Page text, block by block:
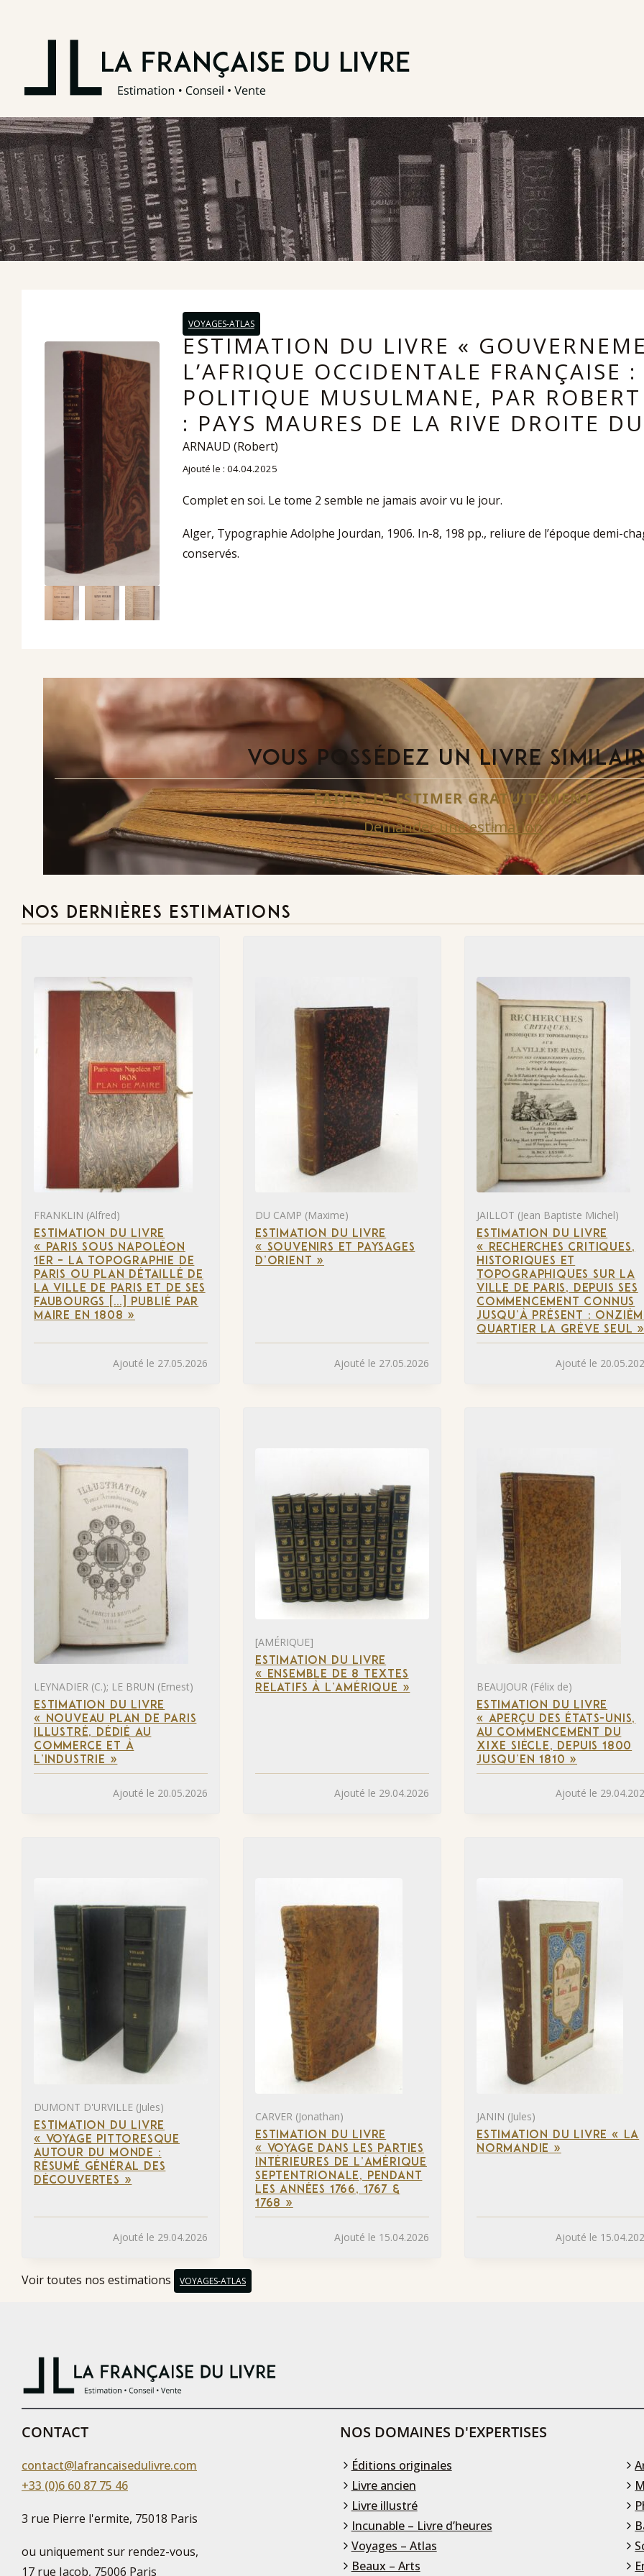
VOYAGES-ATLAS
ESTIMATION DU LIVRE «
L’AFRIQUE OCCIDENTALE FRANÇAISE
POLITIQUE MUSULMANE, PAR
: PAYS MAURES DE LA RIVE DROITE
ARNAUD (Robert)
Ajouté le : 04.04.2025
Complet en soi. Le tome 2 semble ne jamais avoir vu le jour.
Alger, Typographie Adolphe Jourdan, 1906. In-8, 198 pp., reliure de l’époque demi-
conservés.
VOUS POSSÉDEZ UN LIVRE
FAITES-LE ESTIMER GRATUITEMENT
Demander une estimation
NOS DERNIÈRES ESTIMATIONS
FRANKLIN (Alfred)
ESTIMATION DU LIVRE
« PARIS SOUS NAPOLÉON
1ER – LA TOPOGRAPHIE DE
PARIS OU PLAN DÉTAILLÉ DE
LA VILLE DE PARIS ET DE SES
FAUBOURGS […] PUBLIÉ PAR
MAIRE EN 1808 »
Ajouté le 27.05.2026
DU CAMP (Maxime)
ESTIMATION DU LIVRE
« SOUVENIRS ET PAYSAGES
D’ORIENT »
Ajouté le 27.05.2026
JAILLOT (Jean Baptiste Michel)
ESTIMATION DU LIVRE
« RECHERCHES CRITIQUES,
HISTORIQUES ET
TOPOGRAPHIQUES SUR LA
VILLE DE PARIS, DEPUIS SES
COMMENCEMENT CONNUS
JUSQU’À PRÉSENT :
QUARTIER LA GRÈVE SEUL
Ajouté le
LEYNADIER (C.); LE BRUN (Ernest)
ESTIMATION DU LIVRE
« NOUVEAU PLAN DE PARIS
ILLUSTRÉ, DÉDIÉ AU
COMMERCE ET À
L’INDUSTRIE »
Ajouté le 20.05.2026
[AMÉRIQUE]
ESTIMATION DU LIVRE
« ENSEMBLE DE 8 TEXTES
RELATIFS À L’AMÉRIQUE »
Ajouté le 29.04.2026
BEAUJOUR (Félix de)
ESTIMATION DU LIVRE
« APERÇU DES ÉTATS-UNIS,
AU COMMENCEMENT DU
XIXE SIÈCLE, DEPUIS 1800
JUSQU’EN 1810 »
Ajouté le
DUMONT D'URVILLE (Jules)
ESTIMATION DU LIVRE
« VOYAGE PITTORESQUE
AUTOUR DU MONDE :
RÉSUMÉ GÉNÉRAL DES
DÉCOUVERTES »
Ajouté le 29.04.2026
CARVER (Jonathan)
ESTIMATION DU LIVRE
« VOYAGE DANS LES PARTIES
INTÉRIEURES DE L’AMÉRIQUE
SEPTENTRIONALE, PENDANT
LES ANNÉES 1766, 1767 &
1768 »
Ajouté le 15.04.2026
JANIN (Jules)
ESTIMATION DU LIVRE « LA
NORMANDIE »
Ajouté le
Voir toutes nos estimations VOYAGES-ATLAS
CONTACT
contact@lafrancaisedulivre.com
+33 (0)6 60 87 75 46
3 rue Pierre l'ermite, 75018 Paris
ou uniquement sur rendez-vous,
17 rue Jacob, 75006 Paris
NOS DOMAINES D'EXPERTISES
Éditions originales
Livre ancien
Livre illustré
Incunable – Livre d’heures
Voyages – Atlas
Beaux – Arts